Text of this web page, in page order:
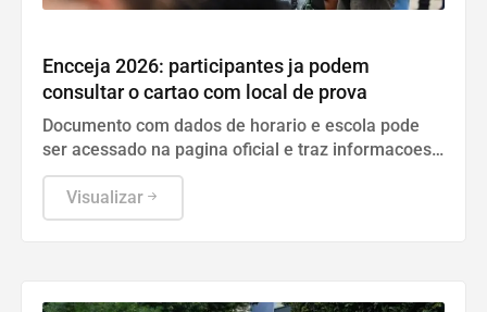
Encceja 2026: participantes ja podem
consultar o cartao com local de prova
Documento com dados de horario e escola pode
ser acessado na pagina oficial e traz informacoes
essenciais sobre atendimento especializado.
Visualizar